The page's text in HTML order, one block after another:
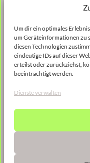
Um dir ein optimales
um Geräteinformationen zu
diesen Technologien
eindeutige IDs auf dieser
erteilst oder zurückziehst,
beeinträchtigt werden.
Dienste verwalten